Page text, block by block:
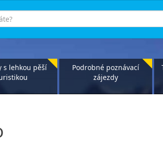
s lehkou pěší
Podrobné poznávací
zájezdy